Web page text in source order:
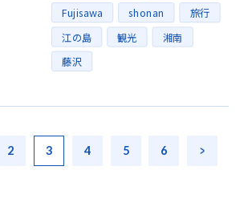
Fujisawa shonan
旅行
江の島
観光
湘南
藤沢
2 3 4 5 6